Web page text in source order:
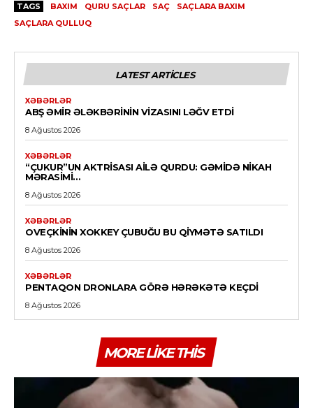
TAGS BAXIM QURU SAÇLAR SAÇ
SAÇLARA BAXIM
SAÇLARA QULLUQ
LATEST ARTICLES
XƏBƏRLƏR
ABŞ ƏMIR ƏLƏKBƏRININ VIZASINI LƏĞV ETDI
8 Ağustos 2026
XƏBƏRLƏR
“ÇUKUR”UN AKTRISASI AILƏ QURDU: GƏMIDƏ NIKAH
MƏRASIMI…
8 Ağustos 2026
XƏBƏRLƏR
OVEÇKININ XOKKEY ÇUBUĞU BU QIYMƏTƏ SATILDI
8 Ağustos 2026
XƏBƏRLƏR
PENTAQON DRONLARA GÖRƏ HƏRƏKƏTƏ KEÇDI
8 Ağustos 2026
MORE LIKE THIS